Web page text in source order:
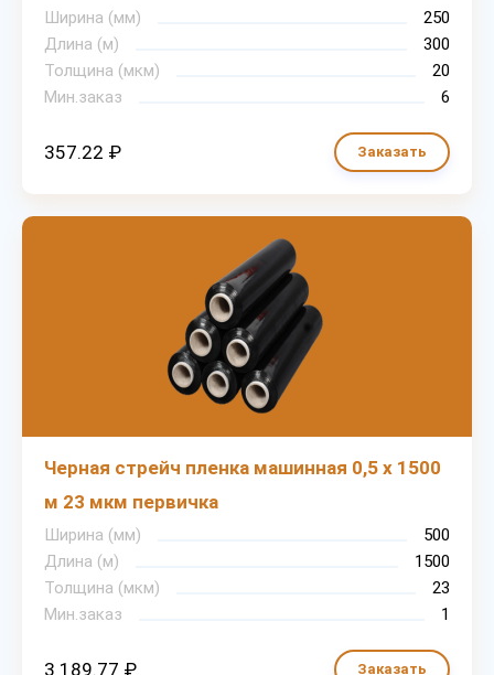
Ширина (мм)
250
Длина (м)
300
Толщина (мкм)
20
Мин.заказ
6
357.22 ₽ Заказать
Черная стрейч пленка машинная 0,5 х 1500
м 23 мкм первичка
Ширина (мм)
500
Длина (м)
1500
Толщина (мкм)
23
Мин.заказ
1
3 189.77 ₽ Заказать